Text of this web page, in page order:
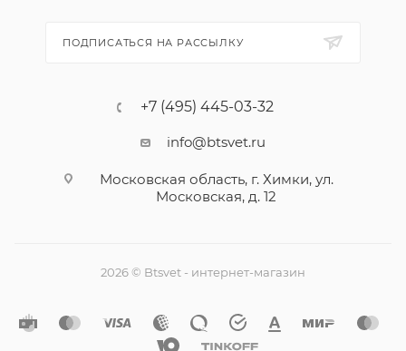
ПОДПИСАТЬСЯ НА РАССЫЛКУ
+7 (495) 445-03-32
info@btsvet.ru
Московская область, г. Химки, ул.
Московская, д. 12
2026 © Btsvet - интернет-магазин